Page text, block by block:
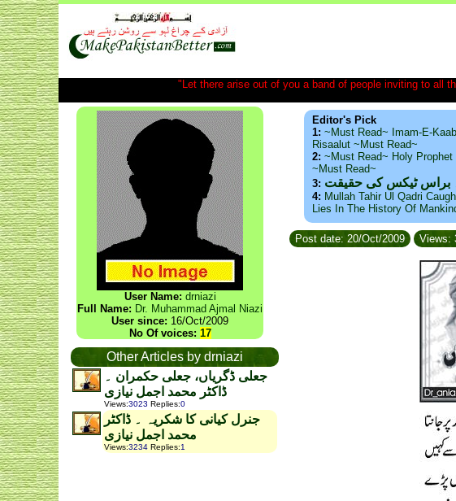
"Let there arise out of you a band of people inviting to all
User Name: drniazi
Full Name: Dr. Muhammad Ajmal Niazi
User since: 16/Oct/2009
No Of voices: 17
Other Articles by drniazi
جعلی ڈگریاں، جعلی حکمران ۔
ڈاکٹر محمد اجمل نیازی
Views:3023 Replies:0
جنرل کیانی کا شکریہ ۔ ڈاکٹر
محمد اجمل نیازی
Views:3234 Replies:1
Editor's Pick
1: ~Must Read~ Imam-E-
Risaalut ~Must Read~
2: ~Must Read~ Holy
~Must Read~
3: براس ٹیکس کی حقیقت
4: Mullah Tahir Ul Qadri
Lies In The History Of
Post date: 20/Oct/2009 Views: